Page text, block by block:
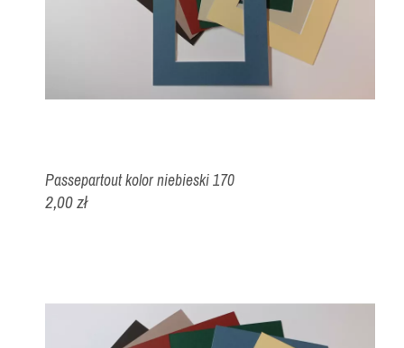
Passepartout kolor niebieski 170
2,00 zł